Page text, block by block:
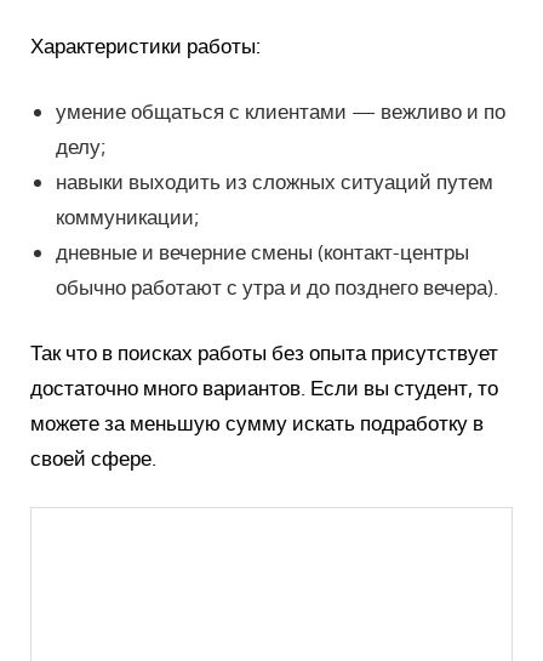
Характеристики работы:
умение общаться с клиентами — вежливо и по
делу;
навыки выходить из сложных ситуаций путем
коммуникации;
дневные и вечерние смены (контакт-центры
обычно работают с утра и до позднего вечера).
Так что в поисках работы без опыта присутствует
достаточно много вариантов. Если вы студент, то
можете за меньшую сумму искать подработку в
своей сфере.